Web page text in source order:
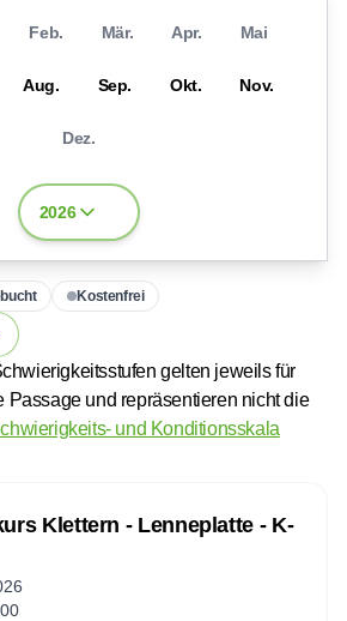
Feb. Mär. Apr. Mai
Aug. Sep. Okt. Nov.
Dez.
2026
Kostenfrei
gelten jeweils für
Passage und repräsentieren nicht die
und Konditionsskala
Klettern - Lenneplatte - K-